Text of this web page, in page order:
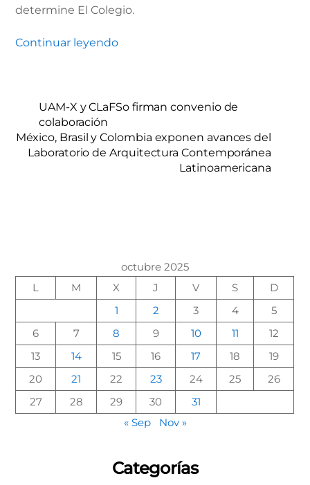
determine El Colegio.
Continuar leyendo
UAM-X y CLaFSo firman convenio de
colaboración
México, Brasil y Colombia exponen avances del
Laboratorio de Arquitectura Contemporánea
Latinoamericana
octubre 2025
L
M X J V S
D
1
2 3 4
5
6
7 8 9 10 11
12
13
14 15 16 17 18
19
20
21 22 23 24 25
26
27
28 29 30
31
« Sep
Nov »
Categorías